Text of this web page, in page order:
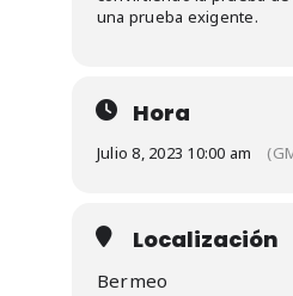
una prueba exigente.
Hora
Julio 8, 2023 10:00 am
Localización
Bermeo